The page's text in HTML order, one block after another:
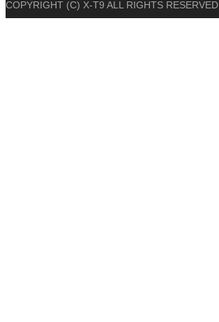
COPYRIGHT (C) X-T9 ALL RIGHTS RESERVED.